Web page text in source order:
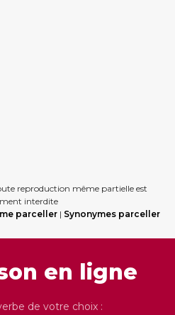
reproduction même partielle est
interdite
parceller | Synonymes parceller
en ligne
de votre choix :